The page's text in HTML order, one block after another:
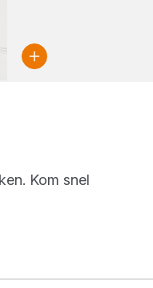
Kom snel